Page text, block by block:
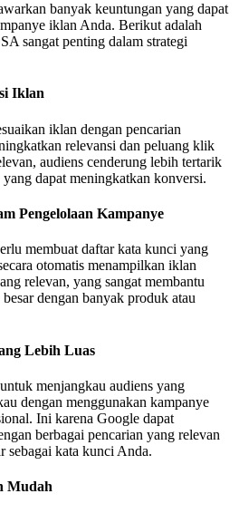
banyak keuntungan yang dapat
iklan Anda. Berikut adalah
sangat penting dalam strategi
Iklan
iklan dengan pencarian
relevansi dan peluang klik
audiens cenderung lebih tertarik
dapat meningkatkan konversi.
Pengelolaan Kampanye
membuat daftar kata kunci yang
otomatis menampilkan iklan
relevan, yang sangat membantu
dengan banyak produk atau
Lebih Luas
menjangkau audiens yang
dengan menggunakan kampanye
Ini karena Google dapat
berbagai pencarian yang relevan
sebagai kata kunci Anda.
Mudah